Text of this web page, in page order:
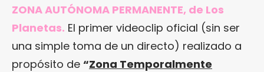
ZONA AUTÓNOMA PERMANENTE, de Los
Planetas. El primer videoclip oficial (sin ser
una simple toma de un directo) realizado a
propósito de “Zona Temporalmente